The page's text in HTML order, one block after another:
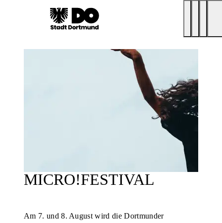
MICRO!FESTIVAL
Am 7. und 8. August wird die Dortmunder